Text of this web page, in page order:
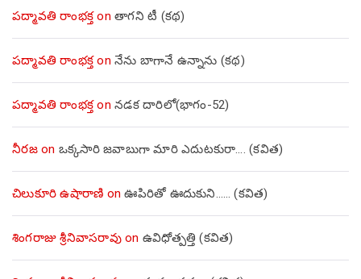
పద్మావతి రాంభక్తon తాగని టీ (కథ)
పద్మావతి రాంభక్తon నేను బాగానే ఉన్నాను (క‌థ‌)
పద్మావతి రాంభక్తon నడక దారిలో(భాగం-52)
నీరజon ఒక్కసారి జవాబుగా మారి ఎదుటకురా…. (కవిత)
చిలుకూరి ఉషారాణి onఊపిరితో ఊదుకుని…… (కవిత)
శింగరాజు శ్రీనివాసరావుon ఉవిధోత్పత్తి (కవిత)